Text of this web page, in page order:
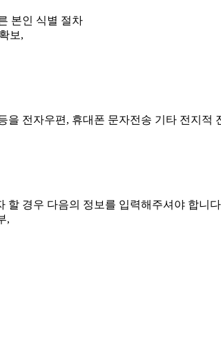
본인 식별 절차
보,
전자우편, 휴대폰 문자전송 기타 전지적
할 경우 다음의 정보를 입력해주셔야 합니
,